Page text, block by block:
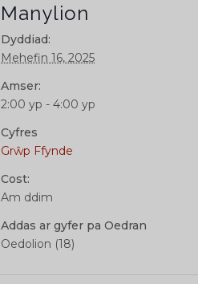
Manylion
Dyddiad:
Mehefin 16, 2025
Amser:
2:00 yp - 4:00 yp
Cyfres
Grŵp Ffynde
Cost:
Am ddim
Addas ar gyfer pa Oedran
Oedolion (18)